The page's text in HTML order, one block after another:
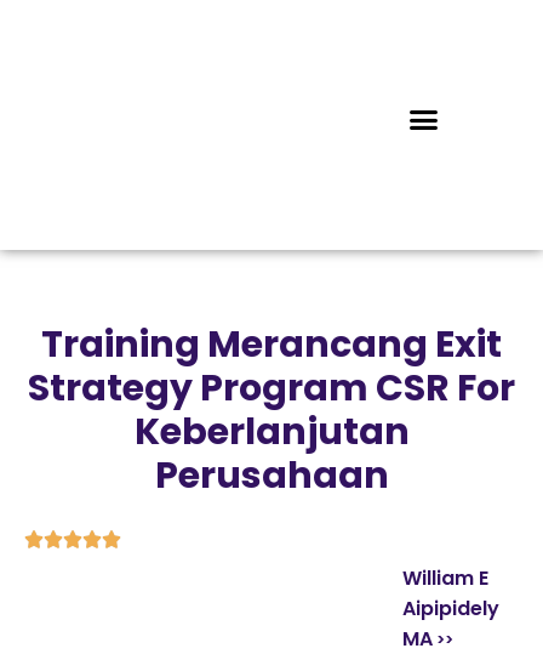
Training Merancang Exit
Strategy Program CSR For
Keberlanjutan
Perusahaan

William E
Aipipidely
MA